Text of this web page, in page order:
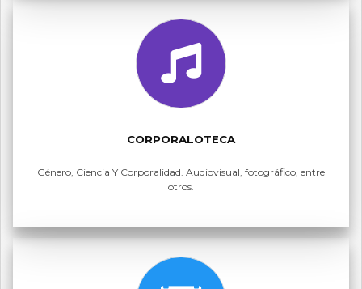
CORPORALOTECA
Género, Ciencia Y Corporalidad. Audiovisual, fotográfico, entre
otros.